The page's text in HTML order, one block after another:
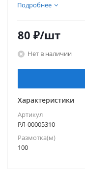
Подробнее
80 ₽/шт
Нет в наличии
Характеристики
Артикул
РЛ-00005310
Размотка(м)
100